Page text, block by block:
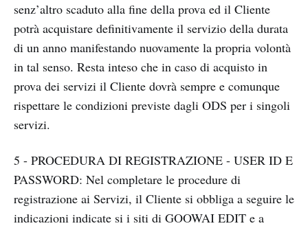
senz’altro scaduto alla fine della prova ed il Cliente
potrà acquistare definitivamente il servizio della durata
di un anno manifestando nuovamente la propria volontà
in tal senso. Resta inteso che in caso di acquisto in
prova dei servizi il Cliente dovrà sempre e comunque
rispettare le condizioni previste dagli ODS per i singoli
servizi.
5 - PROCEDURA DI REGISTRAZIONE - USER ID E
PASSWORD: Nel completare le procedure di
registrazione ai Servizi, il Cliente si obbliga a seguire le
indicazioni indicate si i siti di GOOWAI EDIT e a